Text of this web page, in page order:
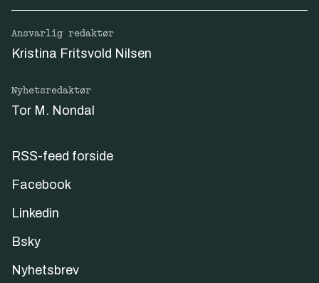
Ansvarlig redaktør
Kristina Fritsvold Nilsen
Nyhetsredaktør
Tor M. Nondal
RSS-feed forside
Facebook
Linkedin
Bsky
Nyhetsbrev